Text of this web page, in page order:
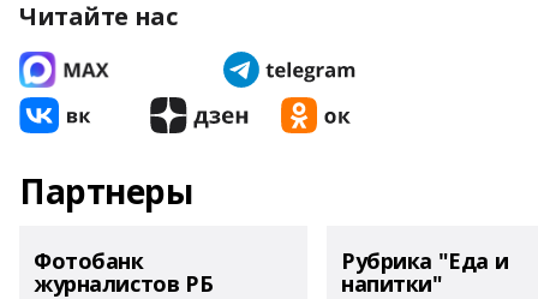
Читайте нас
Партнеры
Фотобанк
журналистов РБ
Рубрика "Еда и
напитки"